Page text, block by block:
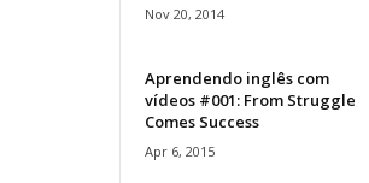
Nov 20, 2014
Aprendendo inglês com
vídeos #001: From Struggle
Comes Success
Apr 6, 2015